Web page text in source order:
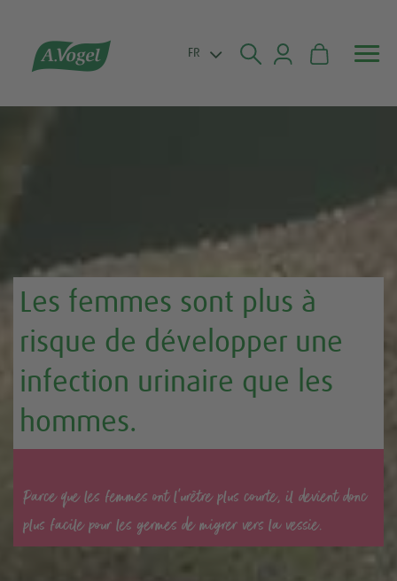

 FR
Les femmes sont plus à
risque de développer une
infection urinaire que les
hommes.
Parce que les femmes ont l'urètre plus courte, il devient donc
plus facile pour les germes de migrer vers la vessie.